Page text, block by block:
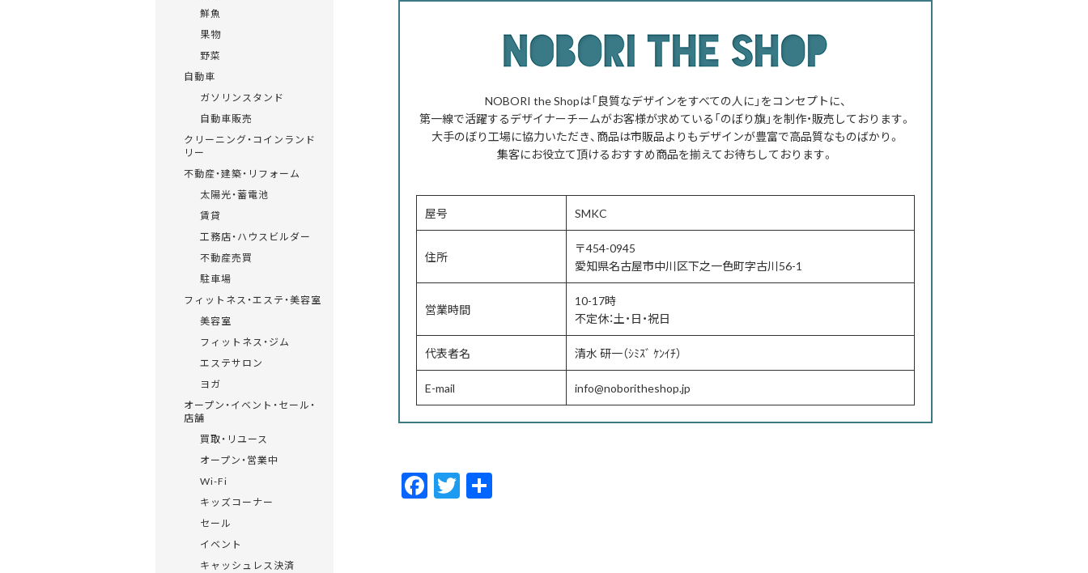
NOBORI the Shopは「良質なデザインをすべての人に」をコンセプトに、
第一線で活躍するデザイナーチームがお客様が求めている「のぼり旗」を制作・販売しております。
大手のぼり工場に協力いただき、商品は市販品よりもデザインが豊富で高品質なものばかり。
集客にお役立て頂けるおすすめ商品を揃えてお待ちしております。
屋号 SMKC
住所
〒454-0945
愛知県名古屋市中川区下之一色町字古川56-1
営業時間
10-17時
不定休：土・日・祝日
代表者名 清水 研一（ｼﾐｽﾞ ｹﾝｲﾁ）
E-mail info@noboritheshop.jp
F
ac
T
w
鮮魚
果物
野菜
自動車
ガソリンスタンド
自動車販売
クリーニング・コインランド
リー
不動産・建築・リフォーム
太陽光・蓄電池
賃貸
工務店・ハウスビルダー
不動産売買
駐車場
フィットネス・エステ・美容室
美容室
フィットネス・ジム
エステサロン
ヨガ
オープン・イベント・セール・
店舗
買取・リユース
オープン・営業中
Wi-Fi
キッズコーナー
セール
イベント
キャッシュレス決済